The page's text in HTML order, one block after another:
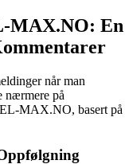
MAX.NO: En
når man
nærmere på
MAX.NO, basert på